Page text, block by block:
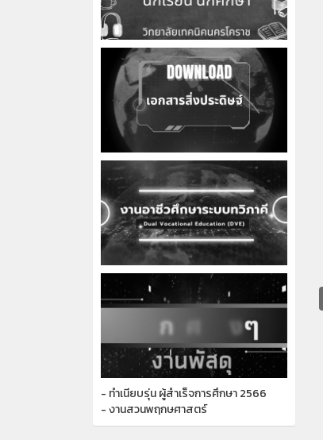
- ทำเนียบรุ่น ผู้สำเร็จการศึกษา 2566
- งานสวนพฤกษศาสตร์